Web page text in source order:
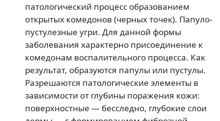
патологический процесс образованием
открытых комедонов (черных точек). Папуло-
пустулезные угри. Для данной формы
заболевания характерно присоединение к
комедонам воспалительного процесса. Как
результат, образуются папулы или пустулы.
Разрешаются патологические элементы в
зависимости от глубины поражения кожи:
поверхностные — бесследно, глубокие слои